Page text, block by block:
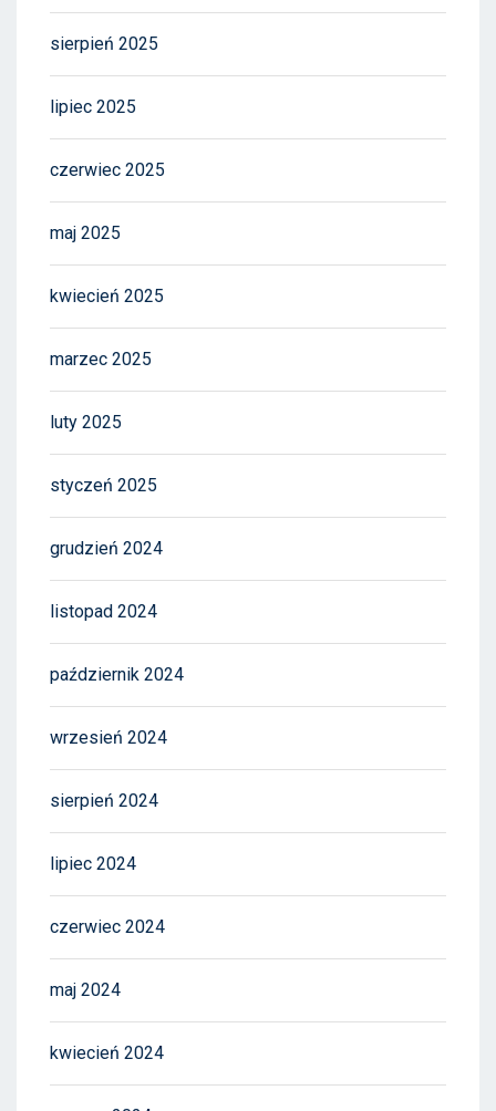
sierpień 2025
lipiec 2025
czerwiec 2025
maj 2025
kwiecień 2025
marzec 2025
luty 2025
styczeń 2025
grudzień 2024
listopad 2024
październik 2024
wrzesień 2024
sierpień 2024
lipiec 2024
czerwiec 2024
maj 2024
kwiecień 2024